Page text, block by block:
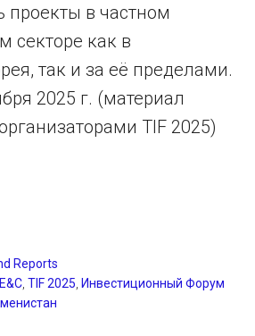
проекты в частном
секторе как в
так и за её пределами.
2025 г. (материал
TIF 2025)
Reports
,TIF 2025 Инвестиционный Форум